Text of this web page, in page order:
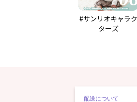
#サンリオキャラク
ターズ
配送について